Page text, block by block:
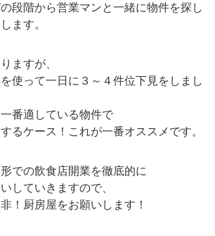
段階から営業マンと一緒に物件を探し
ます。
ますが、
使って一日に３～４件位下見をしまし
番適している物件で
るケース！これが一番オススメです。
での飲食店開業を徹底的に
していきますので、
！厨房屋をお願いします！